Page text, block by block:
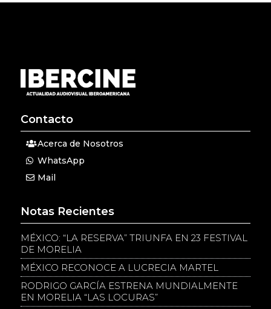
Contacto
Acerca de Nosotros
WhatsApp
Mail
Notas Recientes
MÉXICO: “LA RESERVA” TRIUNFA EN 23 FESTIVAL
DE MORELIA
MÉXICO RECONOCE A LUCRECIA MARTEL
RODRIGO GARCÍA ESTRENA MUNDIALMENTE
EN MORELIA “LAS LOCURAS”